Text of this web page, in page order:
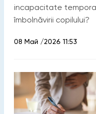
incapacitate
îmbolnăvirii copilului?
08 Май /2026 11:53